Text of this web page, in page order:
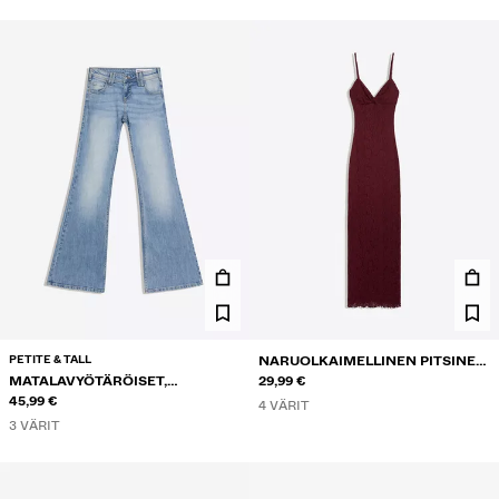
PETITE & TALL
MATALAVYÖTÄRÖISET,
KIRJAILLUT KELLOHELMALLISET
FARKUT
45,99 €
3 VÄRIT
NARUOLKAIMELLINEN PITSINEN
MIDIMEKKO
29,99 €
4 VÄRIT